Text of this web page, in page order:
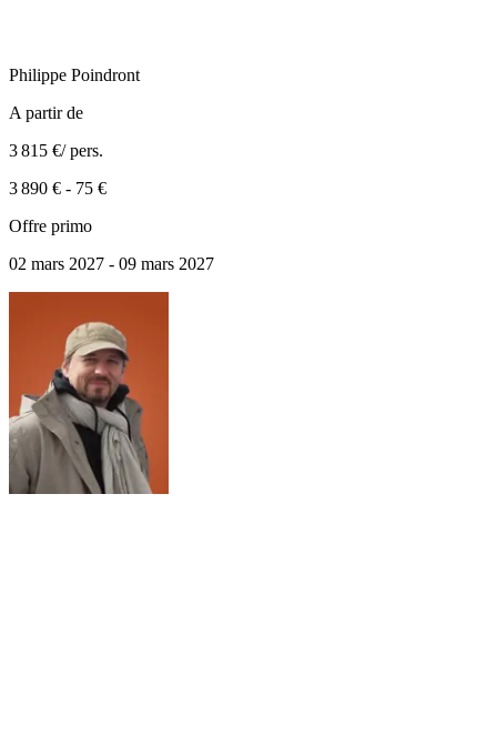
Philippe Poindront
A partir de
3 815 €/ pers.
3 890 € - 75 €
Offre primo
02 mars 2027 - 09 mars 2027